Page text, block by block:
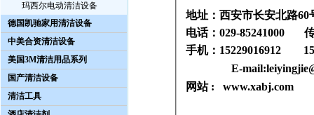
玛西尔电动清洁设备
德国凯驰家用清洁设备
中美合资清洁设备
美国3M清洁用品系列
国产清洁设备
清洁工具
地址：西安市长安北路60
电话：029-85241000 传
手机：15229016912
E-mail:
网站 :
www.xabj.com